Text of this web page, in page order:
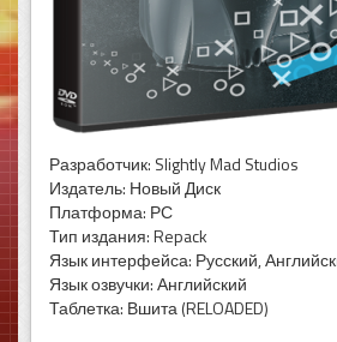
Разработчик: Slightly Mad Studios
Издатель: Новый Диск
Платформа: РС
Тип издания: Repack
Язык интерфейса: Русский,
Язык озвучки: Английский
Таблетка: Вшита (RELOADED)